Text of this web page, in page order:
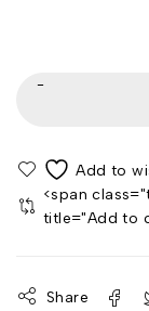
<span
title="Add to
Share